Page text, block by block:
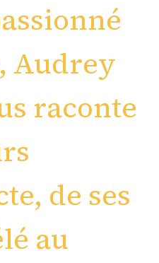
Audrey
raconte
de ses
au